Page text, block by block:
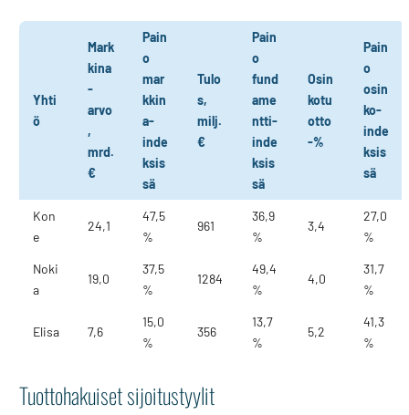
Yhti
ö
Mark
kina
-
arvo
,
mrd.
€
Pain
o
mar
kkin
a-
inde
ksis
sä
Tulo
s,
milj.
€
Pain
o
fund
ame
ntti-
inde
ksis
sä
Osin
kotu
otto
-%
Pain
o
osin
ko-
inde
ksis
sä
Kon
e
24,1
47,5
%
961
36,9
%
3,4
27,0
%
Noki
a
19,0
37,5
%
1284
49,4
%
4,0
31,7
%
Elisa 7,6
15,0
%
356
13,7
%
5,2
41,3
%
Tuottohakuiset sijoitustyylit